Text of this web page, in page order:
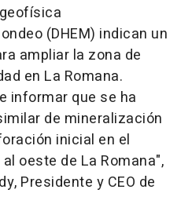
(DHEM) indican un
ampliar la zona de
en La Romana.
informar que se ha
de mineralización
inicial en el
oeste de La Romana",
, Presidente y CEO de